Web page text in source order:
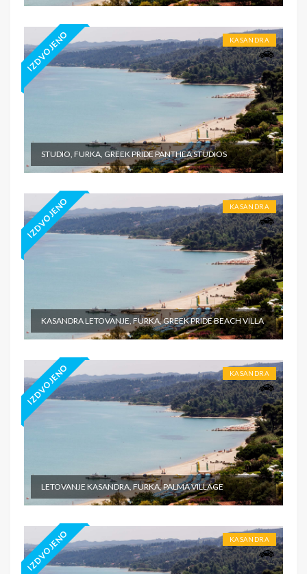
IZDVOJENO KASANDRA
STUDIO, FURKA, GREEK PRIDE PANTHEA STUDIOS
IZDVOJENO KASANDRA
KASANDRA LETOVANJE, FURKA, GREEK PRIDE BEACH VILLA
IZDVOJENO KASANDRA
LETOVANJE KASANDRA, FURKA, PALMA VILLAGE
IZDVOJENO KASANDRA